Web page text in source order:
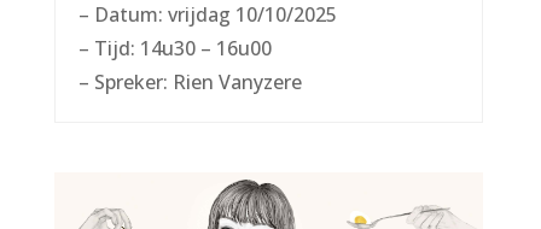
– Datum: vrijdag 10/10/2025
– Tijd: 14u30 – 16u00
– Spreker: Rien Vanyzere